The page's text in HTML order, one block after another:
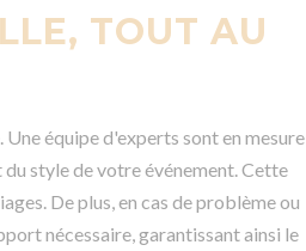
TOUT AU
équipe d'experts sont en mesure
style de votre événement. Cette
De plus, en cas de problème ou
nécessaire, garantissant ainsi le